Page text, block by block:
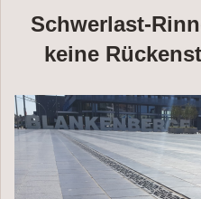
Schwerlast-
keine